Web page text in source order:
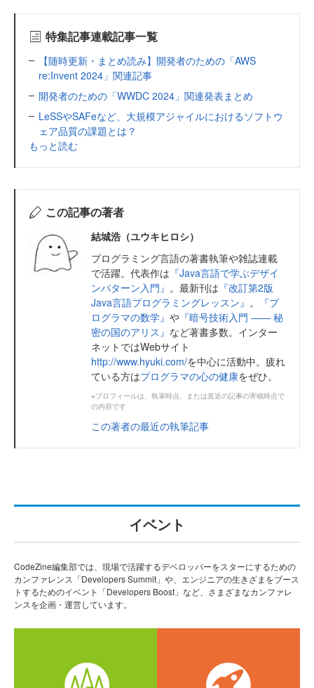
特集記事連載記事一覧
【随時更新・まとめ読み】開発者のための「AWS
re:Invent 2024」関連記事
開発者のための「WWDC 2024」関連発表まとめ
LeSSやSAFeなど、大規模アジャイルにおけるソフトウ
ェア品質の課題とは？
もっと読む
この記事の著者
結城浩（ユウキヒロシ）
プログラミング言語の著書執筆や雑誌連載
で活躍。代表作は 『Java言語で学ぶデザイ
ンパターン入門』 。最新刊は 『改訂第2版
Java言語プログラミングレッスン』 。
『プ
ログラマの数学』 や 『暗号技術入門 ―― 秘
密の国のアリス』 など著書多数。インター
ネットではWebサイト
http://www.hyuki.com/を中心に活動中。疲れ
ている方はプログラマの心の健康をぜひ。
※プロフィールは、執筆時点、または直近の記事の寄稿時点で
の内容です
この著者の最近の執筆記事
イベント
CodeZine編集部では、現場で活躍するデベロッパーをスターにするための
カンファレンス「Developers Summit」や、エンジニアの生きざまをブース
トするためのイベント「Developers Boost」など、さまざまなカンファレ
ンスを企画・運営しています。